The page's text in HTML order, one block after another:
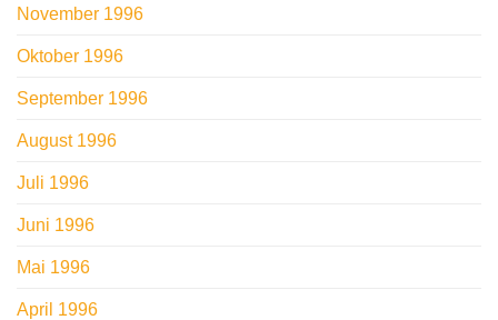
November 1996
Oktober 1996
September 1996
August 1996
Juli 1996
Juni 1996
Mai 1996
April 1996